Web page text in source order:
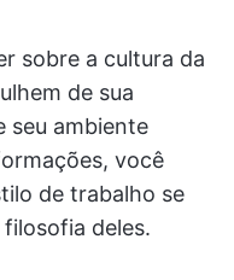
sobre a cultura da
de sua
seu ambiente
você
de trabalho se
deles.